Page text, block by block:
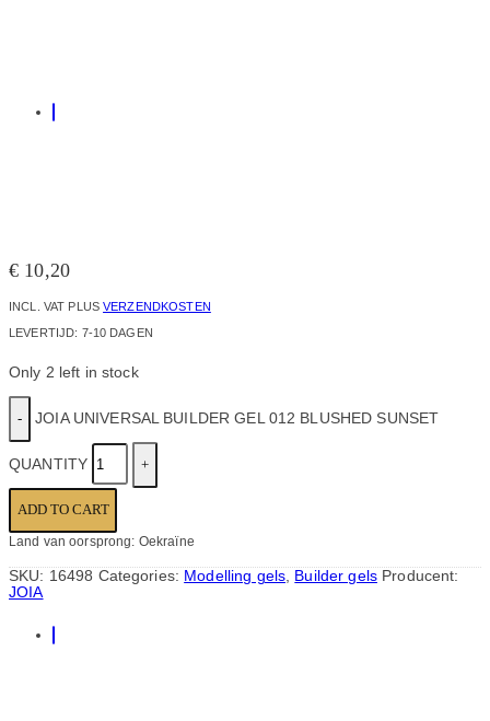
€ 10,20
INCL. VAT PLUSVERZENDKOSTEN
LEVERTIJD: 7-10 DAGEN
Only 2 left in stock
JOIA UNIVERSAL BUILDER GEL 012 BLUSHED SUNSET
QUANTITY
ADD TO CART
Land van oorsprong: Oekraïne
SKU: 16498 Categories: Modelling gels Builder gels Producent:
JOIA